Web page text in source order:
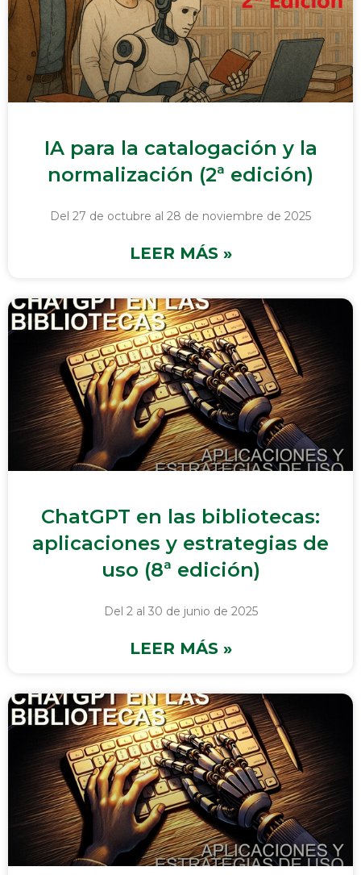
IA para la catalogación y la
normalización (2ª edición)
Del 27 de octubre al 28 de noviembre de 2025
LEER MÁS »
ChatGPT en las bibliotecas:
aplicaciones y estrategias de
uso (8ª edición)
Del 2 al 30 de junio de 2025
LEER MÁS »